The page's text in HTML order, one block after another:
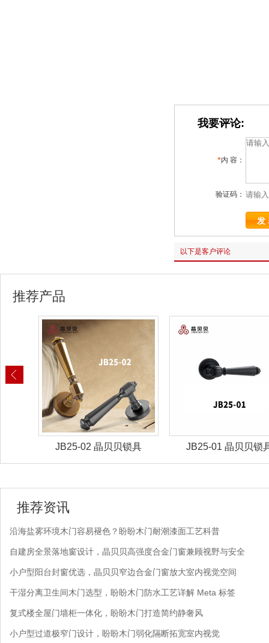
我要评论:
*内 容：
验证码：
以下是客户评论
推荐产品
JB25-02 晶贝贝锁具 JB25-01 晶贝贝锁
推荐资讯
沿海盐雾环境木门容易褪色？盼盼木门耐潮漆面工艺科普
自建房全景落地窗设计，晶贝贝高强度合金门窗兼顾视野与安全
小户型阳台封窗优选，晶贝贝窄边合金门窗放大室内视觉空间
干湿分离卫生间木门选型，盼盼木门防水工艺详解 Meta 标签
复式楼全屋门墙柜一体化，盼盼木门打造简约静奢风
小户型过道极窄门设计，盼盼木门弱化隔断拓宽室内视觉